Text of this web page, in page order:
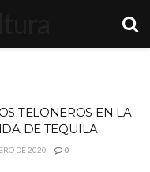
TELONEROS EN LA
DE TEQUILA
DE 2020 0